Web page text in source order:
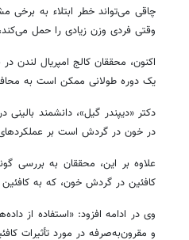
چاقی می‌تواند خطر ابتلاء به برخی
وقتی فردی وزن زیادی را حمل
اکنون، محققان کالج امپریال لندن
یک دوره طولانی ممکن است به
دکتر «دیپندر گیل»، دانشمند
در خون در گردش است بر عملکردهای
علاوه بر این، محققان به بررسی
کافئین در گردش خون، که به کافئین
وی در ادامه افزود: «استفاده از
و مقرون‌به‌صرفه در مورد تأثیرات